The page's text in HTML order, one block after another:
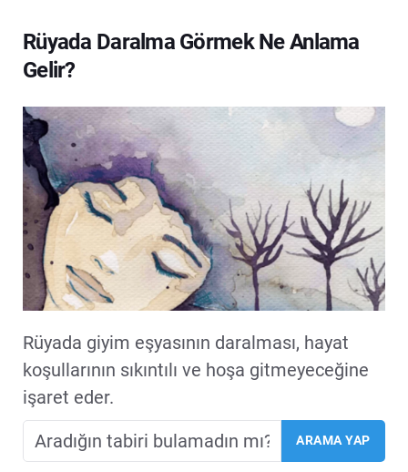
Rüyada Daralma Görmek Ne Anlama
Gelir?
Rüyada giyim eşyasının daralması, hayat
koşullarının sıkıntılı ve hoşa gitmeyeceğine
işaret eder.